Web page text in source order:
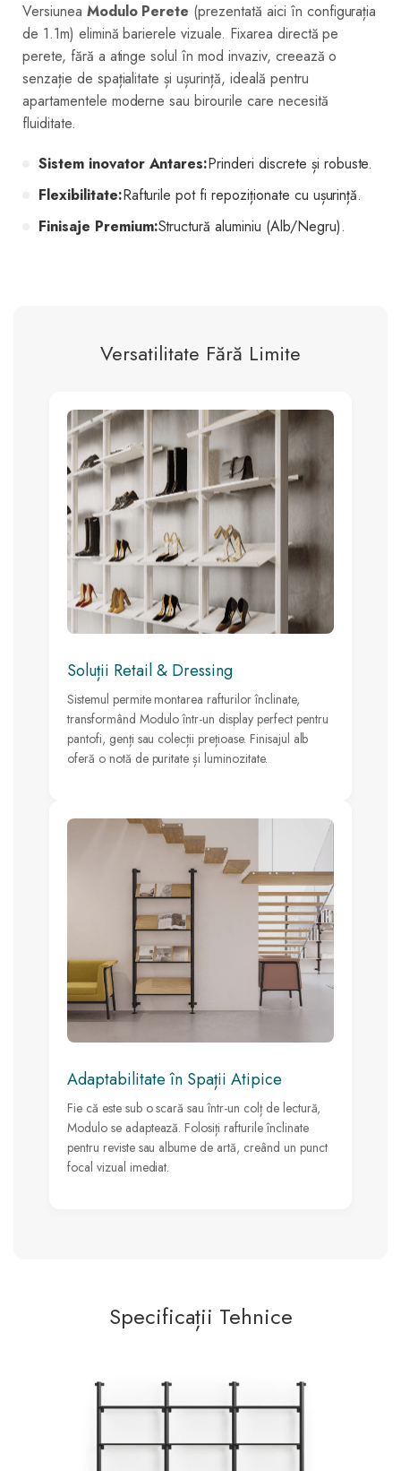
Versiunea Modulo Perete (prezentată aici în configurația
de 1.1m) elimină barierele vizuale. Fixarea directă pe
perete, fără a atinge solul în mod invaziv, creează o
senzație de spațialitate și ușurință, ideală pentru
apartamentele moderne sau birourile care necesită
fluiditate.
Sistem inovator Antares:Prinderi discrete și robuste.
Flexibilitate:Rafturile pot fi repoziționate cu ușurință.
Finisaje Premium:Structură aluminiu (Alb/Negru).
Versatilitate Fără Limite
Soluții Retail & Dressing
Sistemul permite montarea rafturilor înclinate,
transformând Modulo într-un display perfect pentru
pantofi, genți sau colecții prețioase. Finisajul alb
oferă o notă de puritate și luminozitate.
Adaptabilitate în Spații Atipice
Fie că este sub o scară sau într-un colț de lectură,
Modulo se adaptează. Folosiți rafturile înclinate
pentru reviste sau albume de artă, creând un punct
focal vizual imediat.
Specificații Tehnice